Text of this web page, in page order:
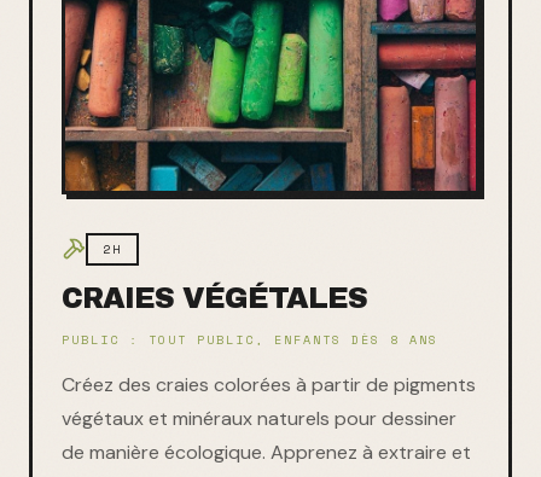
2H
CRAIES VÉGÉTALES
PUBLIC : TOUT PUBLIC, ENFANTS DÈS 8 ANS
Créez des craies colorées à partir de pigments
végétaux et minéraux naturels pour dessiner
de manière écologique. Apprenez à extraire et